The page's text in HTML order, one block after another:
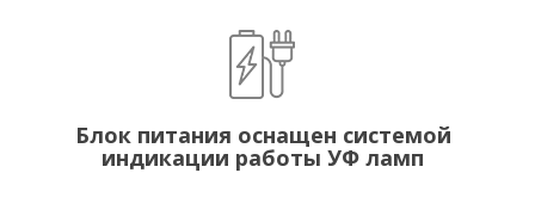
Блок питания оснащен системой
индикации работы УФ ламп